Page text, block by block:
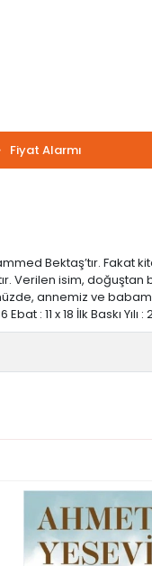
Fiyat Alarmı
Bektaş’tır. Fakat
Verilen isim,
annemiz ve
x 18 İlk Baskı Yılı :